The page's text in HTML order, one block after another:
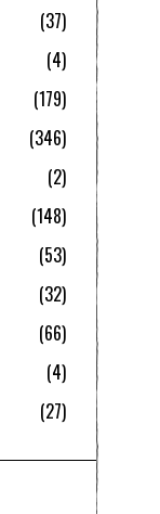
37
4
179
346
2
148
53
32
66
4
27